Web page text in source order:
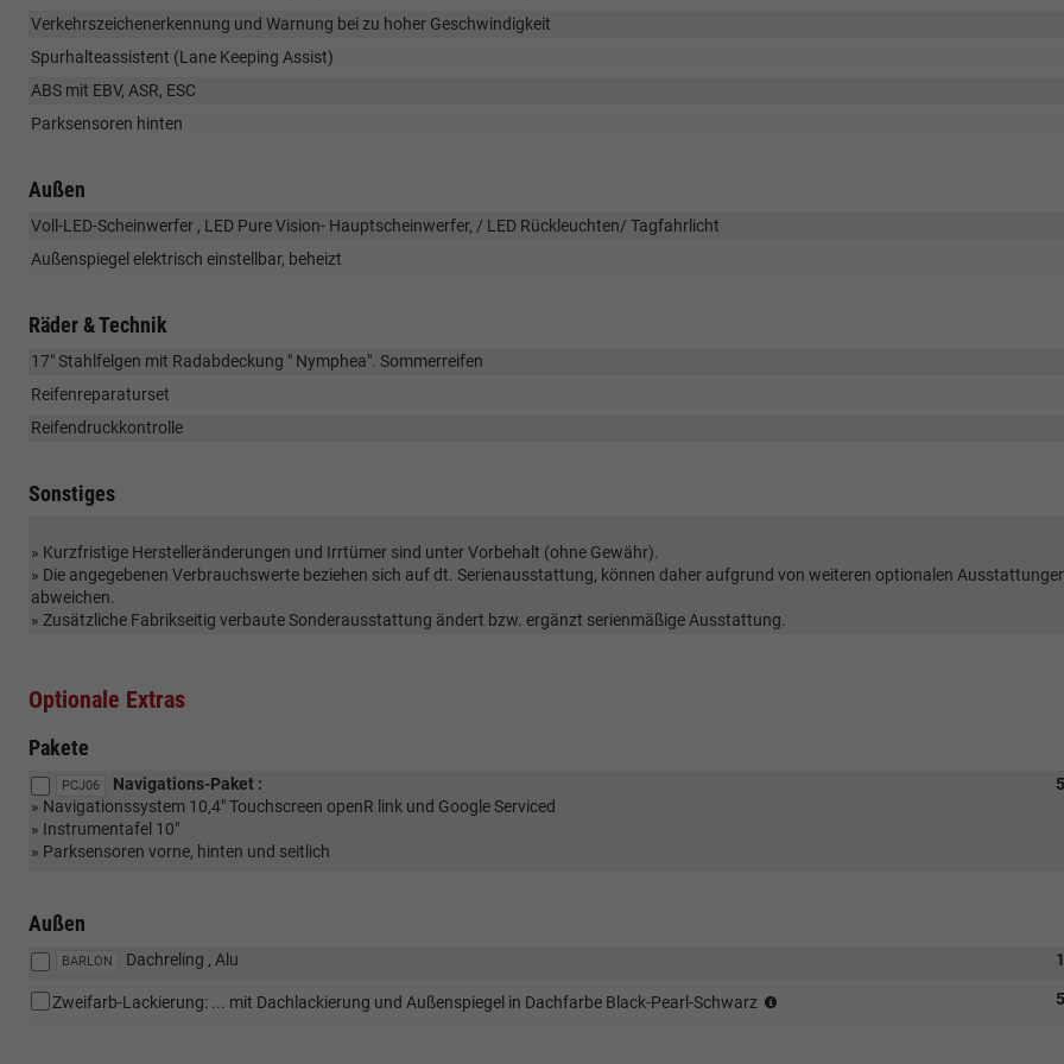
Verkehrszeichenerkennung und Warnung bei zu hoher Geschwindigkeit
Spurhalteassistent (Lane Keeping Assist)
ABS mit EBV, ASR, ESC
Parksensoren hinten
Außen
Voll-LED-Scheinwerfer , LED Pure Vision- Hauptscheinwerfer, / LED Rückleuchten/ Tagfahrlicht
Außenspiegel elektrisch einstellbar, beheizt
Räder & Technik
17" Stahlfelgen mit Radabdeckung " Nymphea". Sommerreifen
Reifenreparaturset
Reifendruckkontrolle
Sonstiges
» Kurzfristige Herstelleränderungen und Irrtümer sind unter Vorbehalt (ohne Gewähr).
» Die angegebenen Verbrauchswerte beziehen sich auf dt. Serienausstattung, können daher aufgrund von weiteren optionalen
abweichen.
» Zusätzliche Fabrikseitig verbaute Sonderausstattung ändert bzw. ergänzt serienmäßige Ausstattung.
Optionale Extras
Pakete
PCJ06
Navigations-Paket :
» Navigationssystem 10,4" Touchscreen openR link und Google Serviced
» Instrumentafel 10"
» Parksensoren vorne, hinten und seitlich
Außen
BARLON Dachreling , Alu
Zweifarb-Lackierung: ... mit Dachlackierung und Außenspiegel in Dachfarbe Black-Pearl-Schwarz